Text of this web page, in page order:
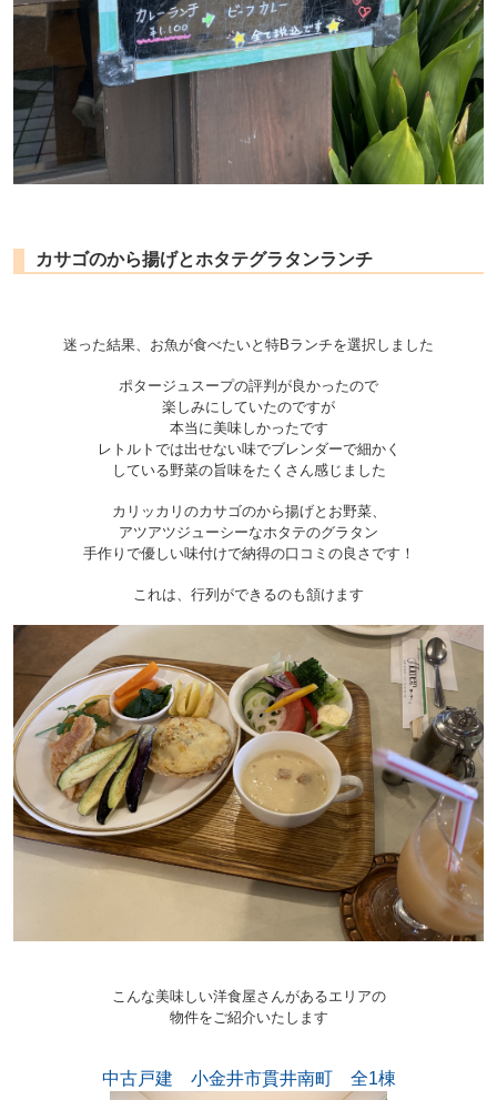
カサゴのから揚げとホタテグラタンランチ
迷った結果、お魚が食べたいと特Bランチを選択しました
ポタージュスープの評判が良かったので
楽しみにしていたのですが
本当に美味しかったです
レトルトでは出せない味でブレンダーで細かく
している野菜の旨味をたくさん感じました
カリッカリのカサゴのから揚げとお野菜、
アツアツジューシーなホタテのグラタン
手作りで優しい味付けで納得の口コミの良さです！
これは、行列ができるのも頷けます
こんな美味しい洋食屋さんがあるエリアの
物件をご紹介いたします
中古戸建 小金井市貫井南町 全1棟